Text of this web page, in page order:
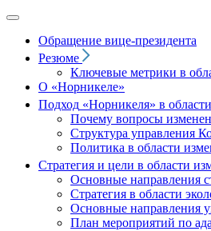
Обращение вице‑президента
Резюме
Ключевые метрики в
О «Норникеле»
Подход «Норникеля» в
Почему вопросы
Структура управления
Политика в области
Стратегия и цели в области
Основные направления
Стратегия в области
Основные направления
План мероприятий по